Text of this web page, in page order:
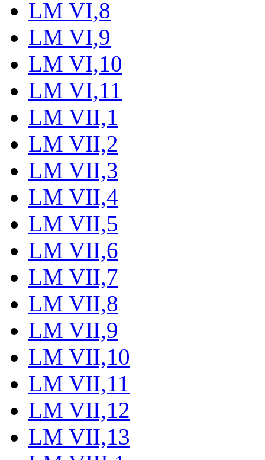
LM VI,8
LM VI,9
LM VI,10
LM VI,11
LM VII,1
LM VII,2
LM VII,3
LM VII,4
LM VII,5
LM VII,6
LM VII,7
LM VII,8
LM VII,9
LM VII,10
LM VII,11
LM VII,12
LM VII,13